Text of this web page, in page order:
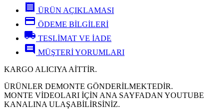
receipt ÜRÜN AÇIKLAMASI
credit_card ÖDEME BİLGİLERİ
local_shipping TESLİMAT VE İADE
comment MÜŞTERİ YORUMLARI
KARGO ALICIYA AİTTİR.
ÜRÜNLER DEMONTE GÖNDERİLMEKTEDİR.
MONTE VİDEOLARI İÇİN ANA SAYFADAN YOUTUBE
KANALINA ULAŞABİLİRSİNİZ.